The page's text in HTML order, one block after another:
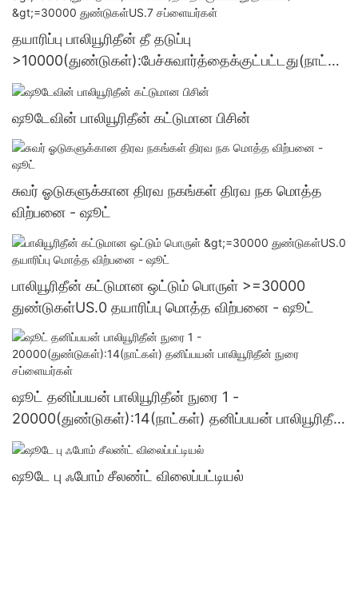
தயாரிப்பு பாலியூரிதீன் தீ தடுப்பு
>10000(துண்டுகள்):பேச்சுவார்த்தைக்குட்பட்டது(நாட்க
ள்) >=30000 துண்டுகள்US.7 சப்ளையர்கள்
ஷூடேவின் பாலியூரிதீன் கட்டுமான பிசின்
சுவர் ஓடுகளுக்கான திரவ நகங்கள் திரவ நக மொத்த
விற்பனை - ஷூட்
பாலியூரிதீன் கட்டுமான ஒட்டும் பொருள் >=30000
துண்டுகள்US.0 தயாரிப்பு மொத்த விற்பனை - ஷூட்
ஷூட் தனிப்பயன் பாலியூரிதீன் நுரை 1 -
20000(துண்டுகள்):14(நாட்கள்) தனிப்பயன் பாலியூரிதீன்
நுரை சப்ளையர்கள்
ஷூடே பு ஃபோம் சீலண்ட் விலைப்பட்டியல்